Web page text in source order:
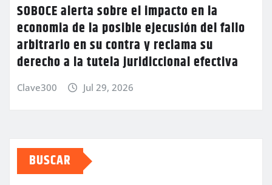
SOBOCE alerta sobre el impacto en la
economia de la posible ejecusión del fallo
arbitrario en su contra y reclama su
derecho a la tutela juridiccional efectiva
Clave300 Jul 29, 2026
BUSCAR